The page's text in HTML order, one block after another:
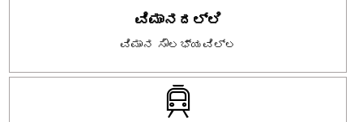
ವಿಮಾನದಲ್ಲಿ
ವಿಮಾನ ಸೌಲಭ್ಯವಿಲ್ಲ